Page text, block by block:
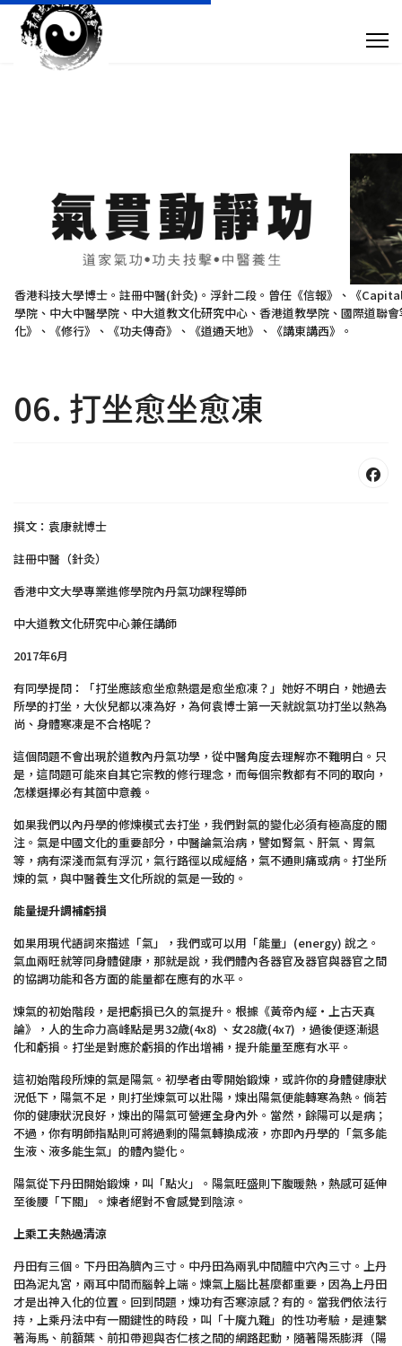
欄 文 章
搜尋
+852 28932893
taoistyuen@gmail.com
香港科技大學博士。註冊中醫(針灸)。浮針二段。曾任《信報》、《
學院、中大中醫學院、中大道教文化研究中心、香港道教學院、國際道聯
化》、《修行》、《功夫傳奇》、《道通天地》、《講東講西》。
06. 打坐愈坐愈凍
撰文：袁康就博士
註冊中醫（針灸）
香港中文大學專業進修學院內丹氣功課程導師
中大道教文化研究中心兼任講師
2017年6月
有同學提問：「打坐應該愈坐愈熱還是愈坐愈凍？」她好不明白，她過去
所學的打坐，大伙兒都以凍為好，為何袁博士第一天就說氣功打坐以熱為
尚、身體寒凍是不合格呢？
這個問題不會出現於道教內丹氣功學，從中醫角度去理解亦不難明白。只
是，這問題可能來自其它宗教的修行理念，而每個宗教都有不同的取向，
怎樣選擇必有其箇中意義。
如果我們以內丹學的修煉模式去打坐，我們對氣的變化必須有極高度的關
注。氣是中國文化的重要部分，中醫論氣治病，譬如腎氣、肝氣、胃氣
等，病有深淺而氣有浮沉，氣行路徑以成經絡，氣不通則痛或病。打坐所
煉的氣，與中醫養生文化所說的氣是一致的。
能量提升調補虧損
如果用現代語詞來描述「氣」，我們或可以用「能量」(energy) 說之。
氣血兩旺就等同身體健康，那就是說，我們體內各器官及器官與器官之間
的協調功能和各方面的能量都在應有的水平。
煉氣的初始階段，是把虧損已久的氣提升。根據《黃帝內經‧上古天真
論》，人的生命力高峰點是男32歲(4x8) 、女28歲(4x7) ，過後便逐漸退
化和虧損。打坐是對應於虧損的作出增補，提升能量至應有水平。
這初始階段所煉的氣是陽氣。初學者由零開始鍛煉，或許你的身體健康狀
況低下，陽氣不足，則打坐煉氣可以壯陽，煉出陽氣便能轉寒為熱。倘若
你的健康狀況良好，煉出的陽氣可營運全身內外。當然，餘陽可以是病；
不過，你有明師指點則可將過剩的陽氣轉換成液，亦即內丹學的「氣多能
生液、液多能生氣」的體內變化。
陽氣從下丹田開始鍛煉，叫「點火」。陽氣旺盛則下腹暖熱，熱感可延伸
至後腰「下關」。煉者絕對不會感覺到陰涼。
上乘工夫熱過清涼
丹田有三個。下丹田為臍內三寸。中丹田為兩乳中間膻中穴內三寸。上丹
田為泥丸宮，兩耳中間而腦幹上端。煉氣上腦比甚麼都重要，因為上丹田
才是出神入化的位置。回到問題，煉功有否寒涼感？有的。當我們依法行
持，上乘丹法中有一關鍵性的時段，叫「十魔九難」的性功考驗，是連繫
著海馬、前額葉、前扣帶廻與杏仁核之間的網路起動，隨著陽炁膨湃（陽